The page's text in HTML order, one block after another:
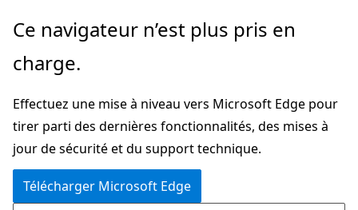
Passer
directement
au
principal
Ce navigateur n’est plus pris en
charge.
Effectuez une mise à niveau vers Microsoft Edge pour
tirer parti des dernières fonctionnalités, des mises à
jour de sécurité et du support technique.
Télécharger Microsoft Edge